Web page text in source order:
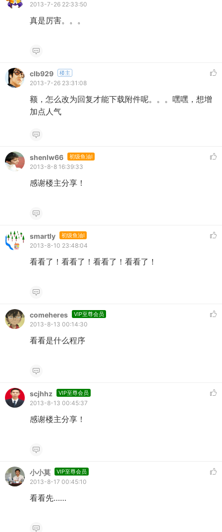
2013-7-26 22:33:50
真是厉害。。。
clb929 楼主
2013-7-26 23:31:08
额，怎么改为回复才能下载附件呢。。。嘿嘿，想增
加点人气
shenlw66 初级鱼油I
2013-8-8 16:39:33
感谢楼主分享！
smartly 初级鱼油I
2013-8-10 23:48:04
看看了！看看了！看看了！看看了！
comeheres VIP至尊会员
2013-8-13 00:14:30
看看是什么程序
scjhhz VIP至尊会员
2013-8-13 00:45:37
感谢楼主分享！
小小莫 VIP至尊会员
2013-8-17 00:45:10
看看先……